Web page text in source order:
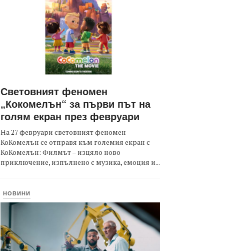
Световният феномен
„Кокомелън“ за първи път на
голям екран през февруари
На 27 февруари световният феномен
КоКомелън се отправя към големия екран с
КоКомелън: Филмът – изцяло ново
приключение, изпълнено с музика, емоция и...
НОВИНИ